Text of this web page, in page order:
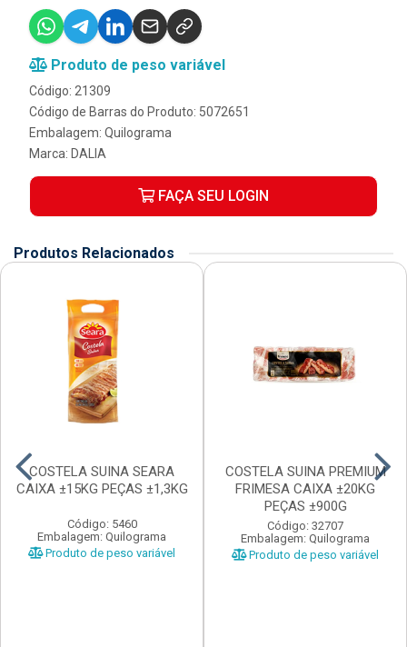
Produto de peso variável
Código: 21309
Código de Barras do Produto: 5072651
Embalagem: Quilograma
Marca: DALIA
FAÇA SEU LOGIN
Produtos Relacionados
COSTELA SUINA SEARA
CAIXA ±15KG PEÇAS ±1,3KG
Código: 5460
Embalagem: Quilograma
Produto de peso variável
COSTELA SUINA PREMIUM
FRIMESA CAIXA ±20KG
PEÇAS ±900G
Código: 32707
Embalagem: Quilograma
Produto de peso variável